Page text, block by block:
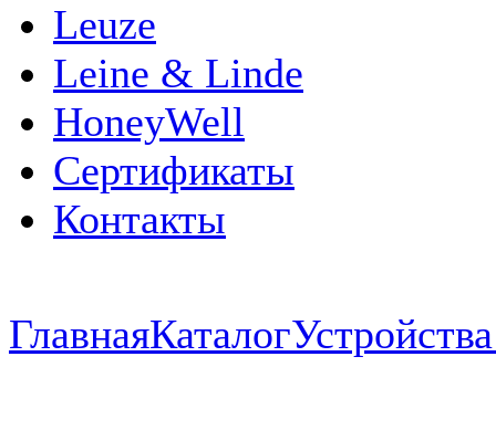
Leuze
Leine & Linde
HoneyWell
Сертификаты
Контакты
ГлавнаяКаталог